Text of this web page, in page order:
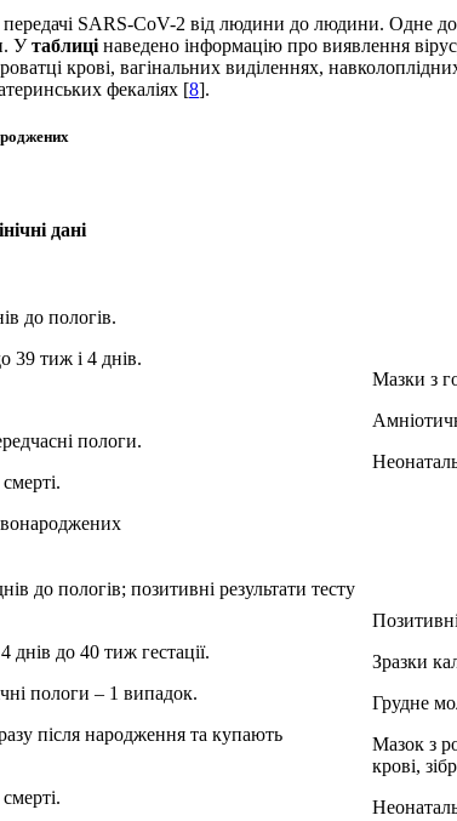
SARS-CoV-2 від людини до людини. Одне
Утаблиці наведено інформацію про виявлення
крові, вагінальних виділеннях,
фекаліях [8].
дані
до пологів.
39 тиж і 4 днів.
пологи.
Мазки з
до пологів; позитивні результати тесту
днів до 40 тиж гестації.
пологи – 1 випадок.
після народження та купають
Зразки
Грудне
Мазок з
крові,